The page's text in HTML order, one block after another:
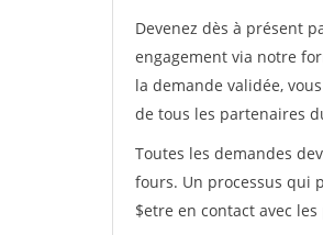
Devenez dès à présent
engagement via notre
la demande validée,
de tous les partenaires
Toutes les demandes
fours. Un processus qui
$etre en contact avec